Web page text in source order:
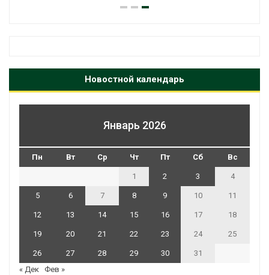
Новостной календарь
Январь 2026
Пн Вт Ср Чт Пт Сб Вс
1 2 3 4
5 6 7 8 9 10 11
12 13 14 15 16 17 18
19 20 21 22 23 24 25
26 27 28 29 30
31
« Дек Фев »